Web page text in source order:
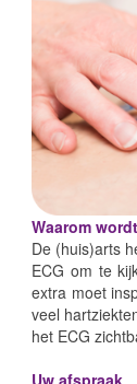
Waarom
De (huis)arts
ECG om te
extra moet
veel
het ECG